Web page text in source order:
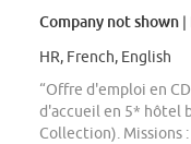
Company not shown |
HR, French, English
“Offre d'emploi en
d'accueil en 5* hôtel
Collection). Missions